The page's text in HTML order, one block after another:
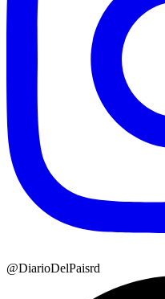
@DiarioDelPaisrd